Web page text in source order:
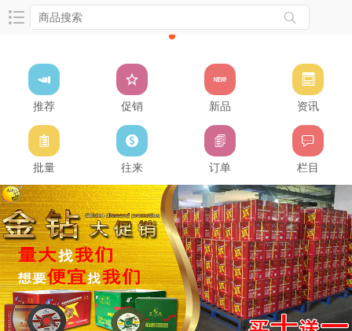
推荐 促销 新品 资讯
批量 往来 订单 栏目